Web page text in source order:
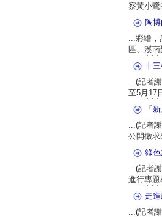
察黃小
陶
...彩繪，
區、溪
十
...(記者
至5月17
「
...(記者
公開徵
綠
...(記者
進行專
走
...(記者